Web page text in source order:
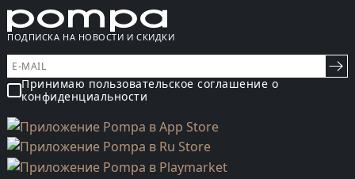
ПОДПИСКА НА НОВОСТИ И СКИДКИ
Принимаю пользовательское соглашение о
конфиденциальности